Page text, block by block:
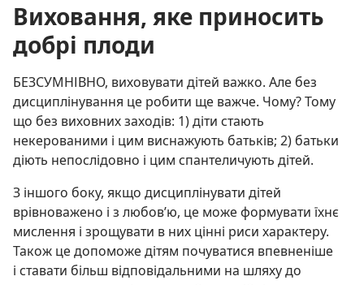
Виховання, яке приносить
добрі плоди
БЕЗСУМНІВНО, виховувати дітей важко. Але без
дисциплінування це робити ще важче. Чому? Тому
що без виховних заходів: 1) діти стають
некерованими і цим виснажують батьків; 2) батьки
діють непослідовно і цим спантеличують дітей.
З іншого боку, якщо дисциплінувати дітей
врівноважено і з любов’ю, це може формувати їхнє
мислення і зрощувати в них цінні риси характеру.
Також це допоможе дітям почуватися впевненіше
і ставати більш відповідальними на шляху до